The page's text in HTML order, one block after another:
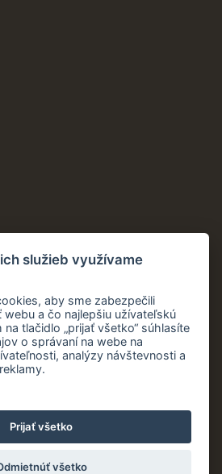
spol. s.r.o. |Ochrana osobných údajov
služieb využívame
aby sme zabezpečili
a čo najlepšiu užívateľskú
tlačidlo „prijať všetko“ súhlasíte
o správaní na webe na
analýzy návštevnosti a
Prijať všetko
všetko